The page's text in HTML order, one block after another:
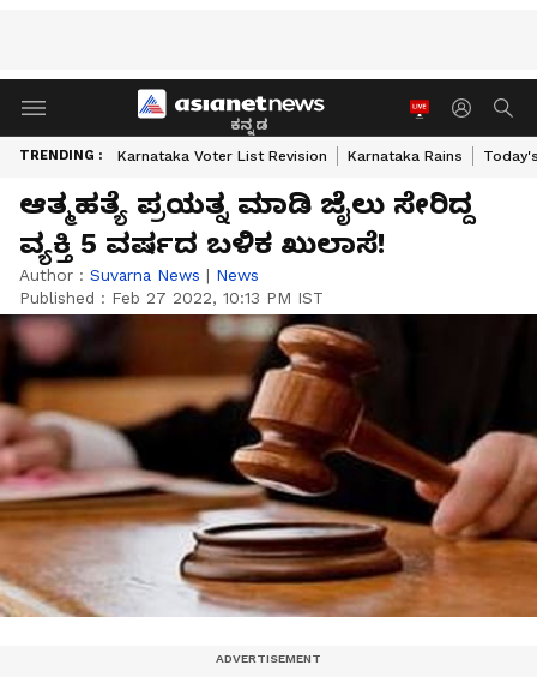
ಕನ್ನಡ
TRENDING : Karnataka Voter List Revision Karnataka Rains
ಆತ್ಮಹತ್ಯೆ ಪ್ರಯತ್ನ ಮಾಡಿ ಜೈಲು ಸೇರಿದ್ದ
ವ್ಯಕ್ತಿ 5 ವರ್ಷದ ಬಳಿಕ ಖುಲಾಸೆ!
Author : Suvarna News | News
Published : Feb 27 2022, 10:13 PM IST